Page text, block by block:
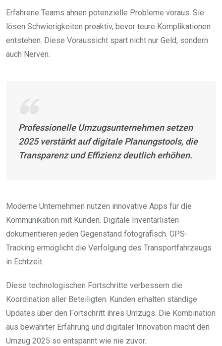
Erfahrene Teams ahnen potenzielle Probleme voraus. Sie
lösen Schwierigkeiten proaktiv, bevor teure Komplikationen
entstehen. Diese Voraussicht spart nicht nur Geld, sondern
auch Nerven.
Professionelle Umzugsunternehmen setzen
2025 verstärkt auf digitale Planungstools, die
Transparenz und Effizienz deutlich erhöhen.
Moderne Unternehmen nutzen innovative Apps für die
Kommunikation mit Kunden. Digitale Inventarlisten
dokumentieren jeden Gegenstand fotografisch. GPS-
Tracking ermöglicht die Verfolgung des Transportfahrzeugs
in Echtzeit.
Diese technologischen Fortschritte verbessern die
Koordination aller Beteiligten. Kunden erhalten ständige
Updates über den Fortschritt ihres Umzugs. Die Kombination
aus bewährter Erfahrung und digitaler Innovation macht den
Umzug 2025 so entspannt wie nie zuvor.